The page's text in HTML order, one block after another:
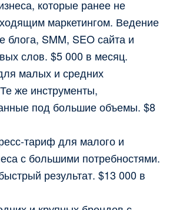
которые ранее не
маркетингом. Ведение
блога, SMM, SEO сайта и
слов. $5 000 в месяц.
малых и средних
же инструменты,
под большие объемы. $8
тариф для малого и
с большими потребностями.
результат. $13 000 в